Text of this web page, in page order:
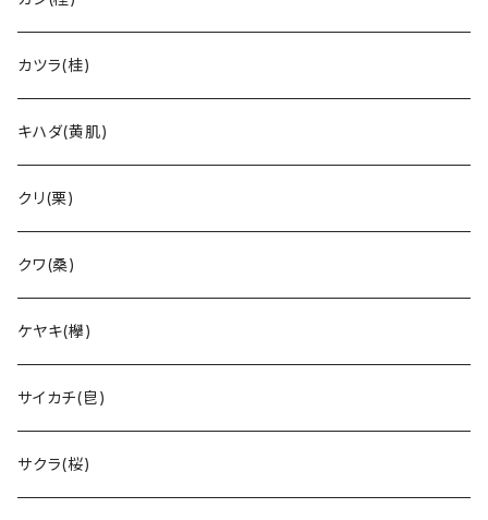
カツラ(桂)
キハダ(黄肌)
クリ(栗)
クワ(桑)
ケヤキ(欅)
サイカチ(皀)
サクラ(桜)